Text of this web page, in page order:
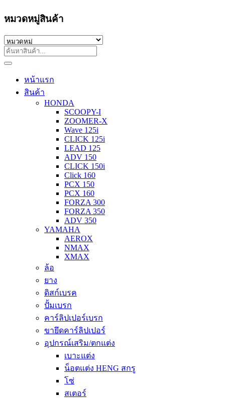
หมวดหมู่สินค้า
หน้าแรก
สินค้า
HONDA
SCOOPY-I
ZOOMER-X
Wave 125i
CLICK 125i
LEAD 125
ADV 150
CLICK 150i
Click 160
PCX 150
PCX 160
FORZA 300
FORZA 350
ADV 350
YAMAHA
AEROX
NMAX
XMAX
ล้อ
ยาง
ดิสก์เบรค
ปั้มเบรก
คาร์ลิปเปอร์เบรก
ขายึดคาร์ลิปเปอร์
อุปกรณ์เสริม/ตกแต่ง
เบาะแต่ง
น็อตแต่ง HENG สกรู
โซ่
สเตอร์